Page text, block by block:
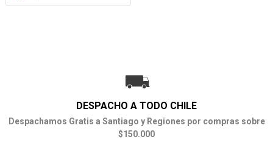
DESPACHO A TODO CHILE
Despachamos Gratis a Santiago y Regiones por compras sobre
$150.000